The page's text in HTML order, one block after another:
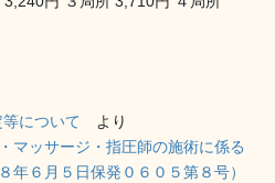
について より
マッサージ・指圧師の施術に係る
年６月５日保発０６０５第８号）